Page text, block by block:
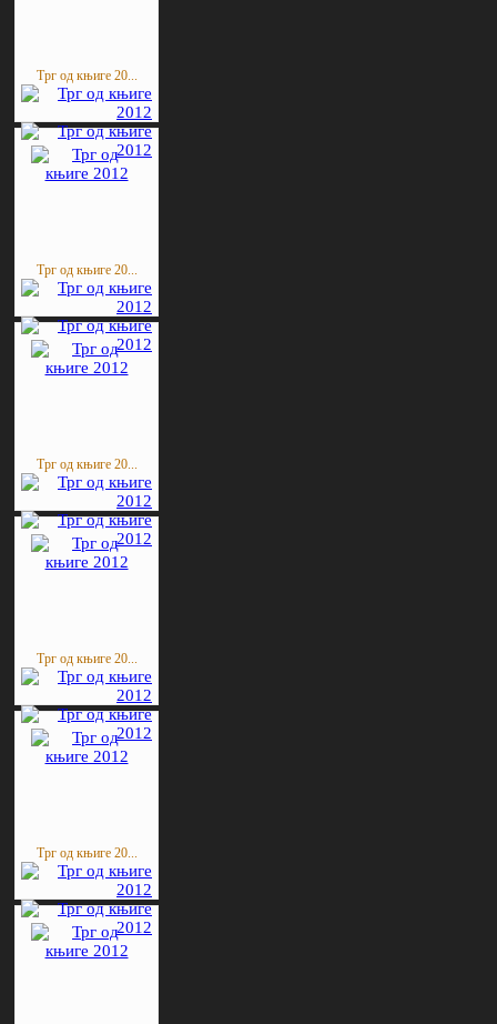
Трг од књиге 20...
Трг од књиге 20...
Трг од књиге 20...
Трг од књиге 20...
Трг од књиге 20...